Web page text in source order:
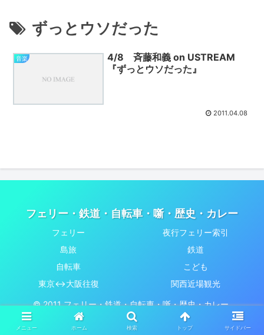
ずっとウソだった
音楽
4/8 斉藤和義 on USTREAM
『ずっとウソだった』
2011.04.08
フェリー・鉄道・自転車・噺・歴史・カレー
フェリー
夜行フェリー索引
島旅
鉄道
自転車
こども
東京↔大阪往復
関西近場観光
© 2011 フェリー・鉄道・自転車・噺・歴史・カレー.
メニュー ホーム 検索 トップ サイドバー